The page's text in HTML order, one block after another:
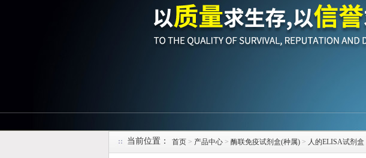
当前位置： 首页 > 产品中心 > 酶联免疫试剂盒(种属) > 人的ELISA试剂盒